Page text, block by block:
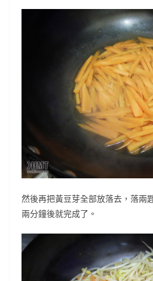
然後再把黃豆芽全部放落去，落兩
兩分鐘後就完成了。